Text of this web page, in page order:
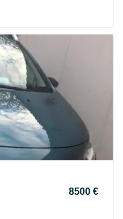
8500 €